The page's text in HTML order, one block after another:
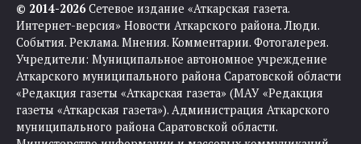
© 2014-2026Сетевое издание «Аткарская газета.
Интернет-версия» Новости Аткарского района. Люди.
События. Реклама. Мнения. Комментарии. Фотогалерея.
Учредители: Муниципальное автономное учреждение
Аткарского муниципального района Саратовской области
«Редакция газеты «Аткарская газета» (МАУ «Редакция
газеты «Аткарская газета»). Администрация Аткарского
муниципального района Саратовской области.